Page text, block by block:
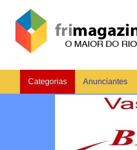
Categorias Anunciantes